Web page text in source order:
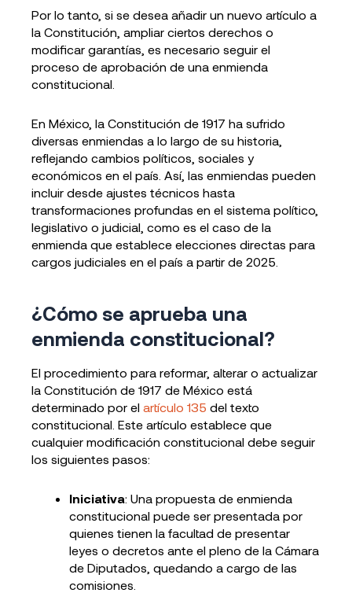
Por lo tanto, si se desea añadir un nuevo artículo a
la Constitución, ampliar ciertos derechos o
modificar garantías, es necesario seguir el
proceso de aprobación de una enmienda
constitucional.
En México, la Constitución de 1917 ha sufrido
diversas enmiendas a lo largo de su historia,
reflejando cambios políticos, sociales y
económicos en el país. Así, las enmiendas pueden
incluir desde ajustes técnicos hasta
transformaciones profundas en el sistema político,
legislativo o judicial, como es el caso de la
enmienda que establece elecciones directas para
cargos judiciales en el país a partir de 2025.
¿Cómo se aprueba una
enmienda constitucional?
El procedimiento para reformar, alterar o actualizar
la Constitución de 1917 de México está
determinado por el artículo 135 del texto
constitucional. Este artículo establece que
cualquier modificación constitucional debe seguir
los siguientes pasos:
Iniciativa: Una propuesta de enmienda
constitucional puede ser presentada por
quienes tienen la facultad de presentar
leyes o decretos ante el pleno de la Cámara
de Diputados, quedando a cargo de las
comisiones.